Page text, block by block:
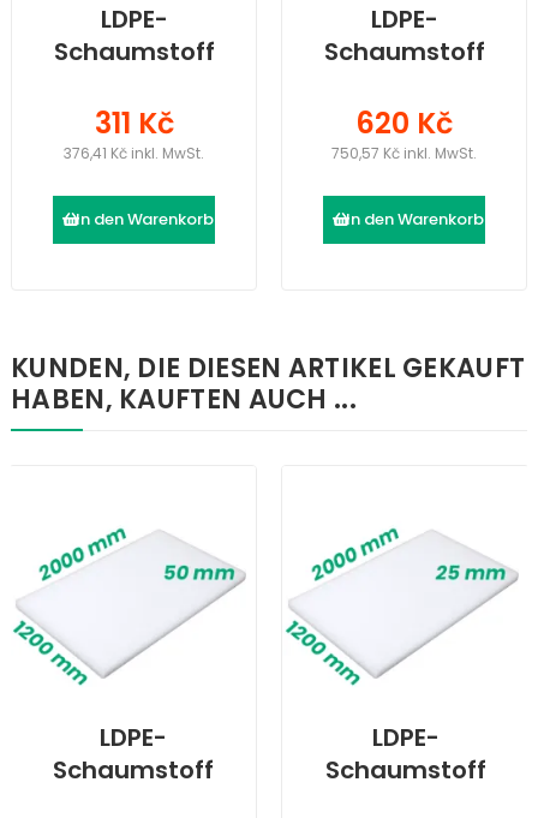
LDPE-
Schaumstoff
20) mm
311 Kč
376,41 Kč inkl. MwSt.
In den Warenkorb
LDPE-
Schaumstoff
40) mm
620 Kč
750,57 Kč inkl. MwSt.
In den Warenkorb
KUNDEN, DIE DIESEN ARTIKEL GEKAUFT
HABEN, KAUFTEN AUCH ...
LDPE-
Schaumstoff
LDPE-
Schaumstoff